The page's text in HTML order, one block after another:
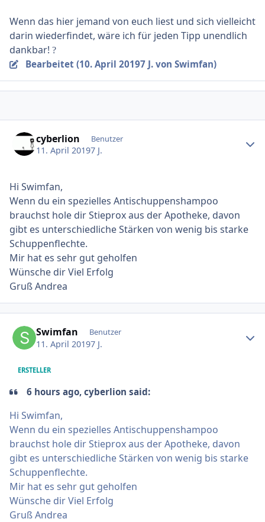
Wenn das hier jemand von euch liest und sich vielleicht
darin wiederfindet, wäre ich für jeden Tipp unendlich
dankbar! ?
Bearbeitet (10. April 20197 J.von Swimfan)
cyberlion Benutzer
11. April 20197 J.
Hi Swimfan,
Wenn du ein spezielles Antischuppenshampoo
brauchst hole dir Stieprox aus der Apotheke, davon
gibt es unterschiedliche Stärken von wenig bis starke
Schuppenflechte.
Mir hat es sehr gut geholfen
Wünsche dir Viel Erfolg
Gruß Andrea
Swimfan Benutzer
11. April 20197 J.
ERSTELLER
6 hours ago, cyberlion said:
Hi Swimfan,
Wenn du ein spezielles Antischuppenshampoo
brauchst hole dir Stieprox aus der Apotheke, davon
gibt es unterschiedliche Stärken von wenig bis starke
Schuppenflechte.
Mir hat es sehr gut geholfen
Wünsche dir Viel Erfolg
Gruß Andrea